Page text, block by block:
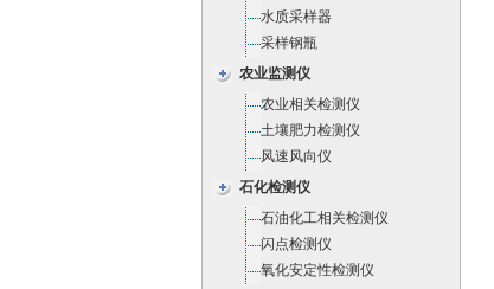
水质采样器
采样钢瓶
农业监测仪
农业相关检测仪
土壤肥力检测仪
风速风向仪
石化检测仪
石油化工相关检测仪
闪点检测仪
氧化安定性检测仪